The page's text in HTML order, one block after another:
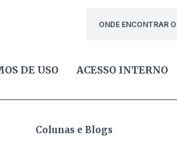
ONDE ENCONTRAR
DE USO ACESSO INTERNO
Colunas e Blogs